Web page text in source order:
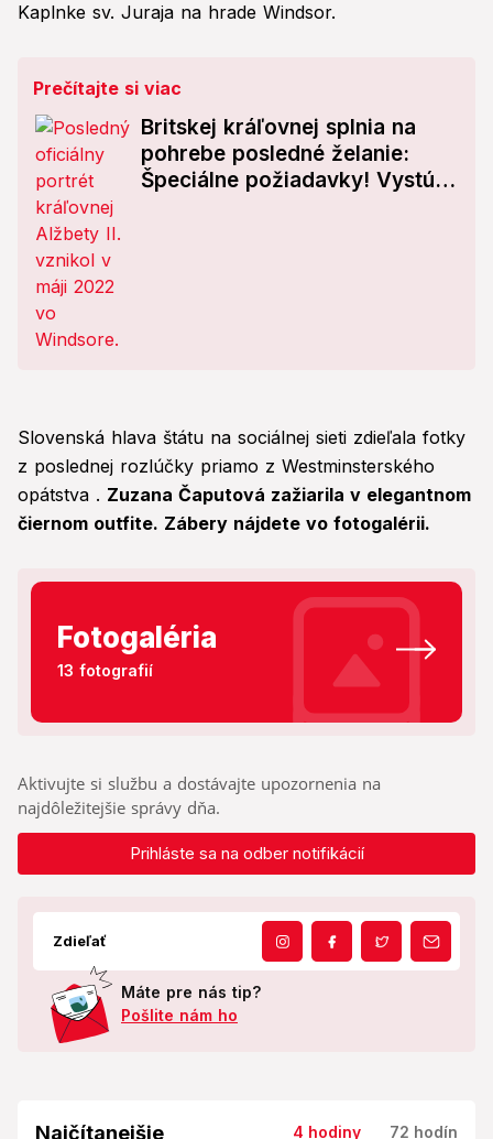
Kaplnke sv. Juraja na hrade Windsor.
Prečítajte si viac
Britskej kráľovnej splnia na
pohrebe posledné želanie:
Špeciálne požiadavky! Vystúpi
Slovenská hlava štátu na sociálnej sieti zdieľala fotky
z poslednej rozlúčky priamo z Westminsterského
opátstva . Zuzana Čaputová zažiarila v elegantnom
čiernom outfite. Zábery nájdete vo fotogalérii.
Fotogaléria
13 fotografií
Aktivujte si službu a dostávajte upozornenia na
najdôležitejšie správy dňa.
Prihláste sa na odber notifikácií
Zdieľať
Máte pre nás tip?
Pošlite nám ho
Najčítanejšie 4 hodiny 72 hodín